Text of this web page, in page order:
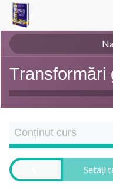
Transformări
Conținut curs
Setați